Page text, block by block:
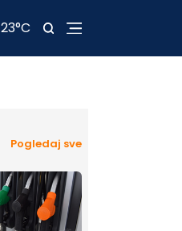
23°C
Pogledaj sve